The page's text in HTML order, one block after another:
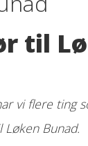
til
vi flere ting
Bunad.